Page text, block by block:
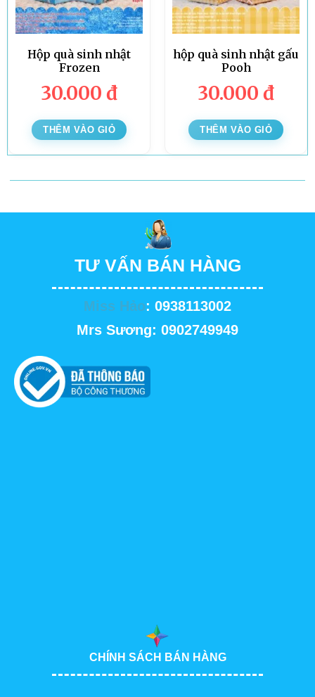
Hộp quà sinh nhật
Frozen
30.000 đ
THÊM VÀO GIỎ
hộp quà sinh nhật gấu
Pooh
30.000 đ
THÊM VÀO GIỎ
TƯ VẤN BÁN HÀNG
Miss Hảo: 0938113002
Mrs Sương: 0902749949
CHÍNH SÁCH BÁN HÀNG